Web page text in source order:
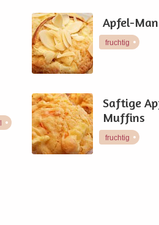
Apfel-
fruchtig
Saftige
Muffins
fruchtig